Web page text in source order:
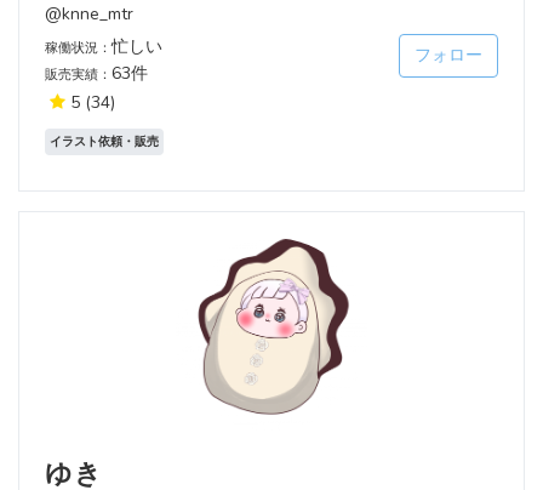
@knne_mtr
稼働状況：忙しい
販売実績： 63件
5 (34)
フォロー
イラスト依頼・販売
ゆき